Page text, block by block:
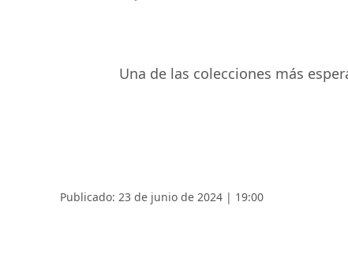
Una de las colecciones más
Publicado: 23 de junio de 2024 | 19:00